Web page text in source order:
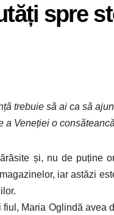
spre
trebuie să ai ca să
a Veneției o
și, nu de puține
iar astăzi
Maria Oglindă